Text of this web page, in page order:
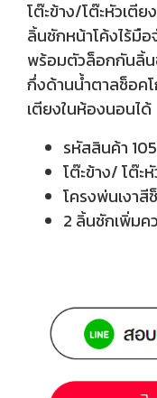
โต๊ะข้าง/โต๊ะหัวเตี
ลิ้นชักหน้าโค้งไร้มื
พร้อมตัวล็อกกันลิ้น
กึ่งด้านน้ำตาลช็อค
เตียงในห้องนอนได้
รหัสสินค้า
โต๊ะข้าง/ โต๊ะ
โครงพ่นเงา
2 ลิ้นชักเพิ่มค